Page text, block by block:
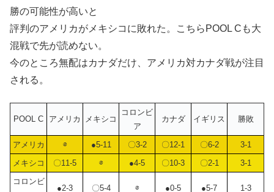
勝の可能性が高いと
評判のアメリカがメキシコに敗れた。こちらPOOL Cも大
混戦で先が読めない。
今のところ無配はカナダだけ、アメリカ対カナダ戦が注目
される。
POOL C アメリカ メキシコ
コロンビ
ア
カナダ イギリス 勝敗
アメリカ ⊗ ●5-11 〇3-2 〇12-1 〇6-2
3-1
メキシコ
〇11-5 ⊗ ●4-5 〇10-3 〇2-1
3-1
コロンビ
●2-3 〇5-4 ⊗ ●0-5 ●5-7 1-3